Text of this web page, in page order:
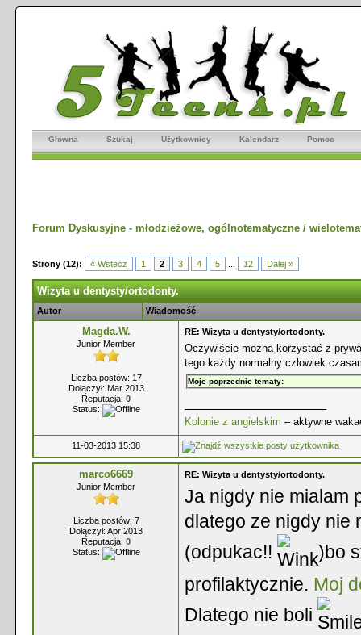
Główna Szukaj Użytkownicy Kalendarz Pomoc
Forum Dyskusyjne - młodzieżowe, ogólnotematyczne /
Strony (12): « Wstecz 1 2 3 4 5 12 Dalej »
Wizyta u dentysty/ortodonty.
Autor Wiadomość
Magda.W.
Junior Member
Liczba postów: 17
Dołączył: Mar 2013
Reputacja: 0
Status:
RE: Wizyta u dentysty/ortodonty.
Oczywiście można korzystać z
tego każdy normalny człowiek
Moje poprzednie tematy:
Kolonie z angielskim – aktywne
11-03-2013 15:38
marco6669
Junior Member
Liczba postów: 7
Dołączył: Apr 2013
Reputacja: 0
Status:
RE: Wizyta u dentysty/ortodonty.
Ja nigdy nie mialam
dlatego ze nigdy nie
(odpukac!!
)bo
profilaktycznie. Moj
Dlatego nie boli